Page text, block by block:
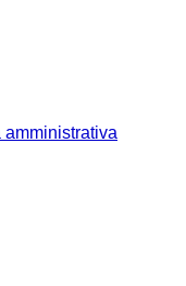
amministrativa